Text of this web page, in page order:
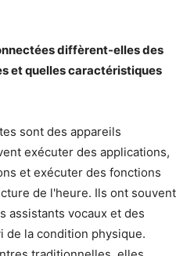
diffèrent-elles des
et quelles caractéristiques
sont des appareils
exécuter des applications,
et exécuter des fonctions
de l'heure. Ils ont souvent
assistants vocaux et des
de la condition physique.